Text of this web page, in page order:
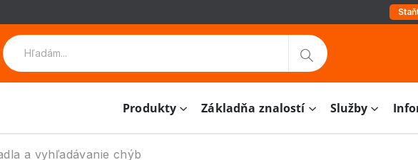
Produkty Základňa znalostí Služby
a vyhľadávanie chýb